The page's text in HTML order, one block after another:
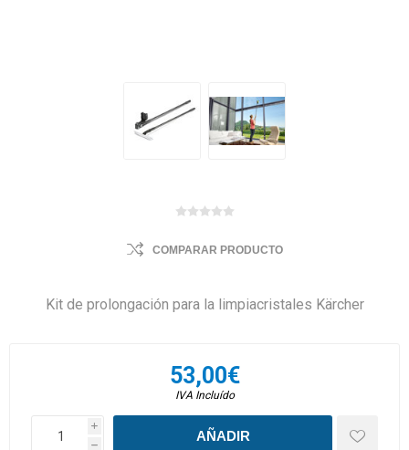
COMPARAR PRODUCTO
Kit de prolongación para la limpiacristales Kärcher
53,00€
IVA Incluído
i
h